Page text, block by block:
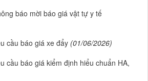
báo mời báo giá vật tự y tế
cầu báo giá xe đẩy (01/06/2026)
cầu báo giá kiểm định hiểu chuẩn HA,